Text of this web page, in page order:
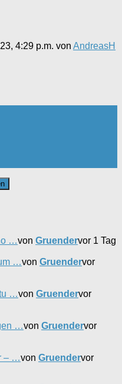
4:29 p.m. von AndreasH
…von Gruendervor 1 Tag
…von Gruendervor
…von Gruendervor
…von Gruendervor
– …von Gruendervor